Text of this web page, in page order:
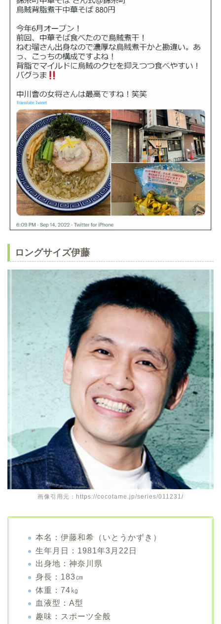
ロングサイズ伊藤
画像引用元：https://cocotame.jp/series/011231/
本名：伊藤和希（いとうかずき）
生年月日：1981年3月22日
出身地：神奈川県
身長：183㎝
体重：74㎏
血液型：A型
趣味：スポーツ全般